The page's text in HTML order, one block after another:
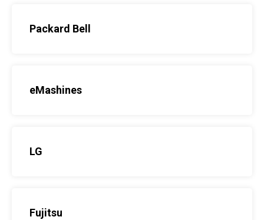
Packard Bell
eMashines
LG
Fujitsu